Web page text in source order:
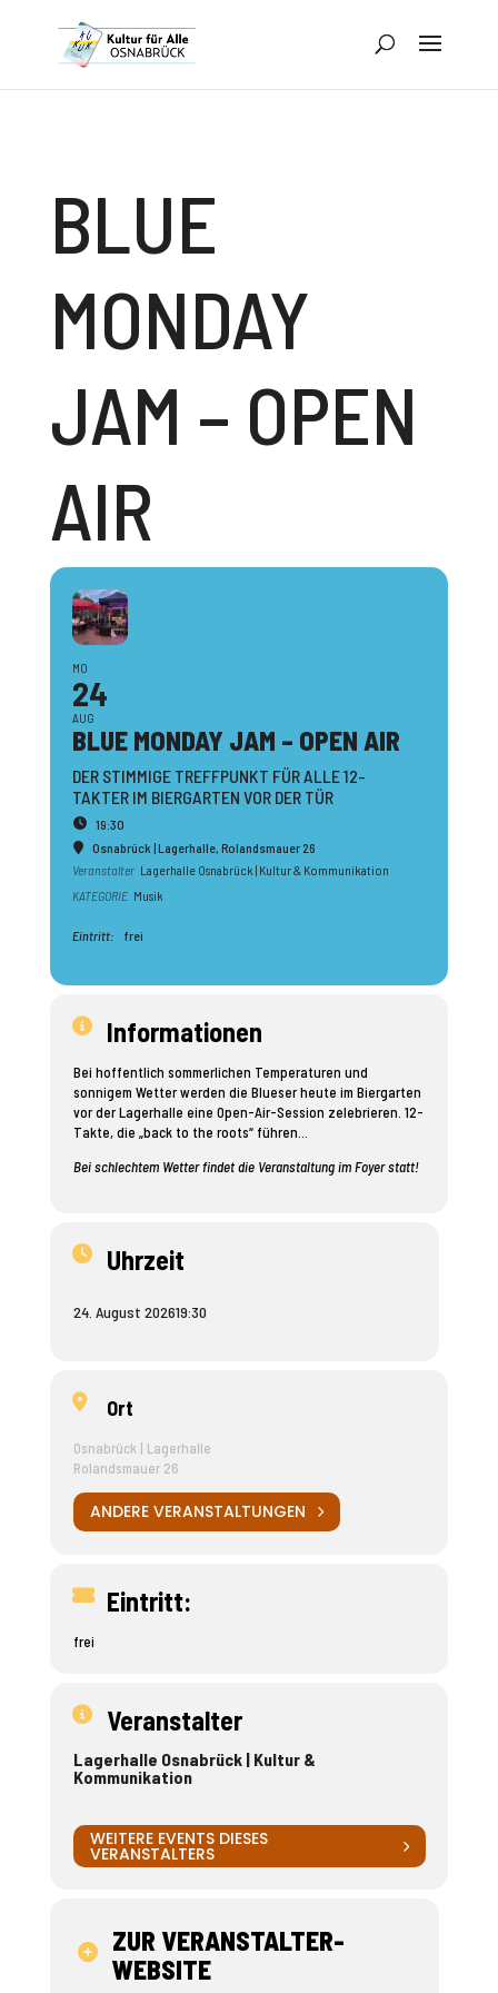
BLUE
MONDAY
JAM – OPEN
AIR
MO
24
AUG
BLUE MONDAY JAM – OPEN AIR
DER STIMMIGE TREFFPUNKT FÜR ALLE 12-
TAKTER IM BIERGARTEN VOR DER TÜR
19:30
Osnabrück | Lagerhalle, Rolandsmauer 26
Veranstalter Lagerhalle Osnabrück | Kultur & Kommunikation
KATEGORIE Musik
Eintritt: frei
Informationen
Bei hoffentlich sommerlichen Temperaturen und
sonnigem Wetter werden die Blueser heute im Biergarten
vor der Lagerhalle eine Open-Air-Session zelebrieren. 12-
Takte, die „back to the roots“ führen…
Bei schlechtem Wetter findet die Veranstaltung im Foyer statt!
Uhrzeit
24. August 202619:30
Ort
Osnabrück | Lagerhalle
Rolandsmauer 26
ANDERE VERANSTALTUNGEN
Eintritt:
frei
Veranstalter
Lagerhalle Osnabrück | Kultur &
Kommunikation
WEITERE EVENTS DIESES
VERANSTALTERS
ZUR VERANSTALTER-
WEBSITE